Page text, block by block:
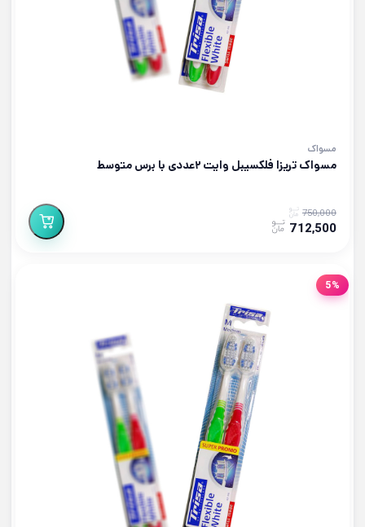
مسواک
مسواک تریزا فلکسیبل وایت ۲عددی با برس متوسط
750,000
712,500
5%